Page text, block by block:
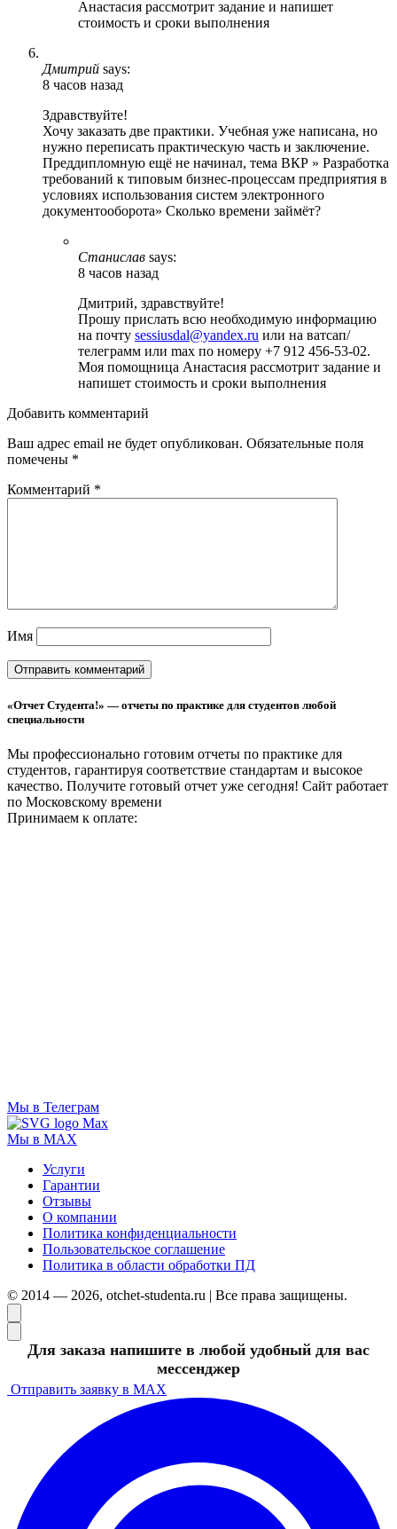
Анастасия рассмотрит задание и напишет
стоимость и сроки выполнения
Дмитрий says:
8 часов назад
Здравствуйте!
Хочу заказать две практики. Учебная уже написана, но
нужно переписать практическую часть и заключение.
Преддипломную ещё не начинал, тема ВКР » Разработка
требований к типовым бизнес-процессам предприятия в
условиях использования систем электронного
документооборота» Сколько времени займёт?
Станислав says:
8 часов назад
Дмитрий, здравствуйте!
Прошу прислать всю необходимую информацию
на почту sessiusdal@yandex.ru или на ватсап/
телеграмм или max по номеру +7 912 456-53-02.
Моя помощница Анастасия рассмотрит задание и
напишет стоимость и сроки выполнения
Добавить комментарий
Ваш адрес email не будет опубликован. Обязательные поля
помечены *
Комментарий *
Имя
«Отчет Студента!» — отчеты по практике для студентов любой
специальности
Мы профессионально готовим отчеты по практике для
студентов, гарантируя соответствие стандартам и высокое
качество. Получите готовый отчет уже сегодня! Сайт работает
по Московскому времени
Принимаем к оплате:
Мы в Телеграм
Мы в MAX
Услуги
Гарантии
Отзывы
О компании
Политика конфиденциальности
Пользовательское соглашение
Политика в области обработки ПД
© 2014 — 2026, otchet-studenta.ru | Все права защищены.
Для заказа напишите в любой удобный для вас
мессенджер
Отправить заявку в MAX